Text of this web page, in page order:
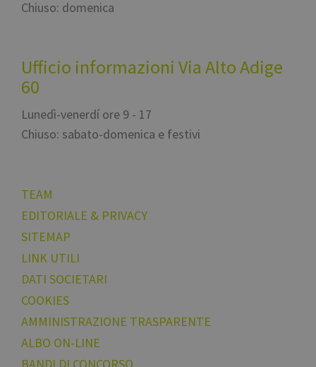
Chiuso: domenica
Ufficio informazioni Via Alto Adige
60
Lunedì-venerdí ore 9 - 17
Chiuso: sabato-domenica e festivi
TEAM
EDITORIALE & PRIVACY
SITEMAP
LINK UTILI
DATI SOCIETARI
COOKIES
AMMINISTRAZIONE TRASPARENTE
ALBO ON-LINE